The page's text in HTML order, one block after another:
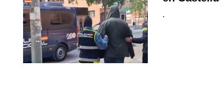
.